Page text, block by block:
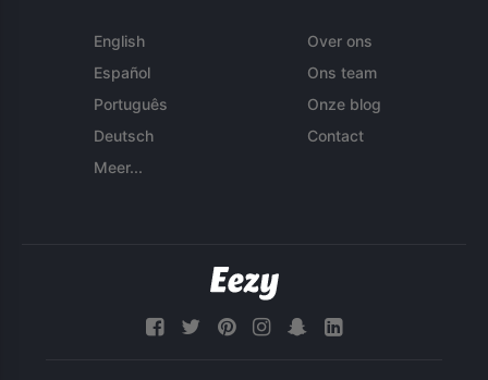
English
Español
Português
Deutsch
Meer...
Over ons
Ons team
Onze blog
Contact